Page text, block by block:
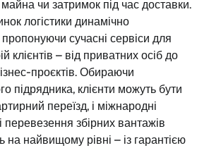
чи затримок під час доставки.
логістики динамічно
сучасні сервіси для
клієнтів – від приватних осіб до
проєктів. Обираючи
підрядника, клієнти можуть бути
переїзд, і міжнародні
перевезення збірних вантажів
на найвищому рівні – із гарантією